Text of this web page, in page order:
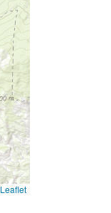
Leaflet